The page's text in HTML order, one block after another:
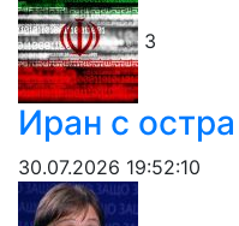
3
Иран с
30.07.2026 19:52:10